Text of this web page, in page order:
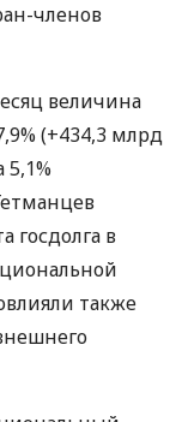
членов
величина
(+434,3 млрд
госдолга в
также